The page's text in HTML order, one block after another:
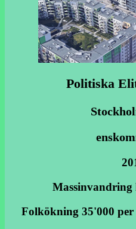
Politiska
Massinvandring
Folkökning 35'000